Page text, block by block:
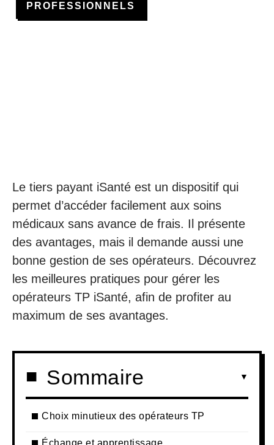
PROFESSIONNELS
Le tiers payant iSanté est un dispositif qui
permet d’accéder facilement aux soins
médicaux sans avance de frais. Il présente
des avantages, mais il demande aussi une
bonne gestion de ses opérateurs. Découvrez
les meilleures pratiques pour gérer les
opérateurs TP iSanté, afin de profiter au
maximum de ses avantages.
Sommaire
Choix minutieux des opérateurs TP
Échange et apprentissage